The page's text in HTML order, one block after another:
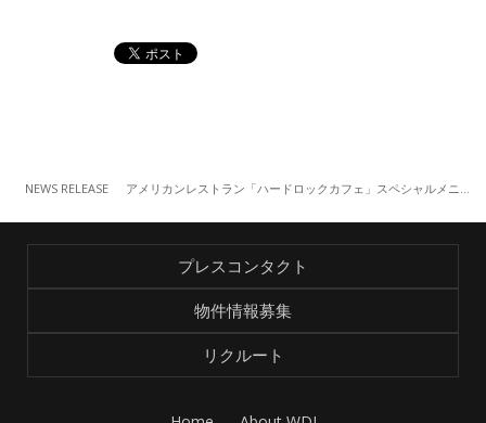
NEWS RELEASE
プレスコンタクト
物件情報募集
リクルート